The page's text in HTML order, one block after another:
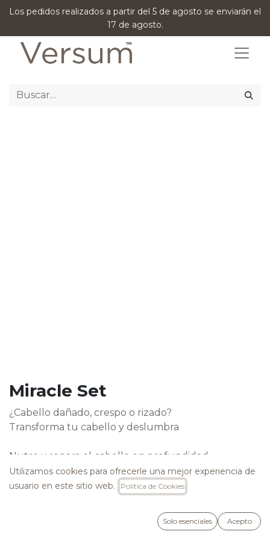
Los pedidos realizados a partir del 5 de agosto se enviarán el
17 de agosto.
Miracle Set
¿Cabello dañado, crespo o rizado?
Transforma tu cabello y deslumbra
Nutre y repara el cabello en profundidad
proporcionando un cuidado integral, además de
aportar brillo, fácil peinabilidad y suavidad a los
cabellos más encrespados.
Libre de SLS, Parabenos, Mit, Cocamide MEA y DEA
Utilizamos cookies para ofrecerle una mejor experiencia de
usuario en este sitio web.
Política de Cookies
Solo esenciales Acepto